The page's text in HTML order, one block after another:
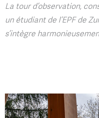
La tour d’observation,
un étudiant de l’EPF de
s’intègre